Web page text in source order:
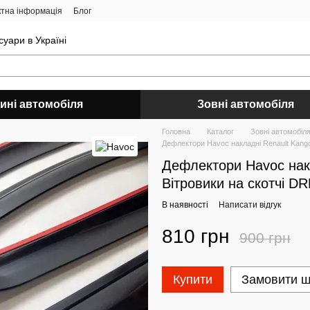
інформація Блог
в Україні
автомобіля Зовні автомобіля
Головна Каталог
Зовні автомобіля
Дефлектори Havoc накладні Renault
Дефлектори Havoc
Вітровики на скотчі
В наявності Написати відгук
810 грн 900 грн
Купити Замовити